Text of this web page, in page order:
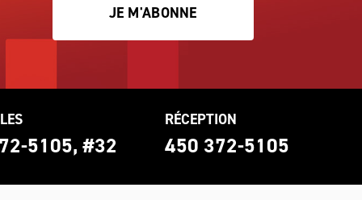
JE M'ABONNE
5105, #32
RÉCEPTION
450 372-5105